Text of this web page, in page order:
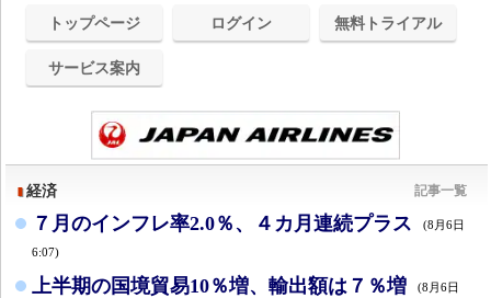
トップページ ログイン 無料トライアル
サービス案内
経済 記事一覧
７月のインフレ率2.0％、４カ月連続プラス (8月6日
6:07)
上半期の国境貿易10％増、輸出額は７％増 (8月6日